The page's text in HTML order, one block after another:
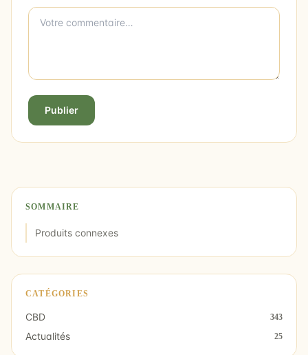
Publier
SOMMAIRE
Produits connexes
CATÉGORIES
CBD 343
Actualités 25